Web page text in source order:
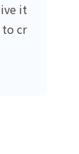
it
to cr